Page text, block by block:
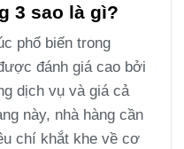
3 sao là gì?
phổ biến trong
đánh giá cao bởi
dịch vụ và giá cả
này, nhà hàng cần
chí khắt khe về cơ